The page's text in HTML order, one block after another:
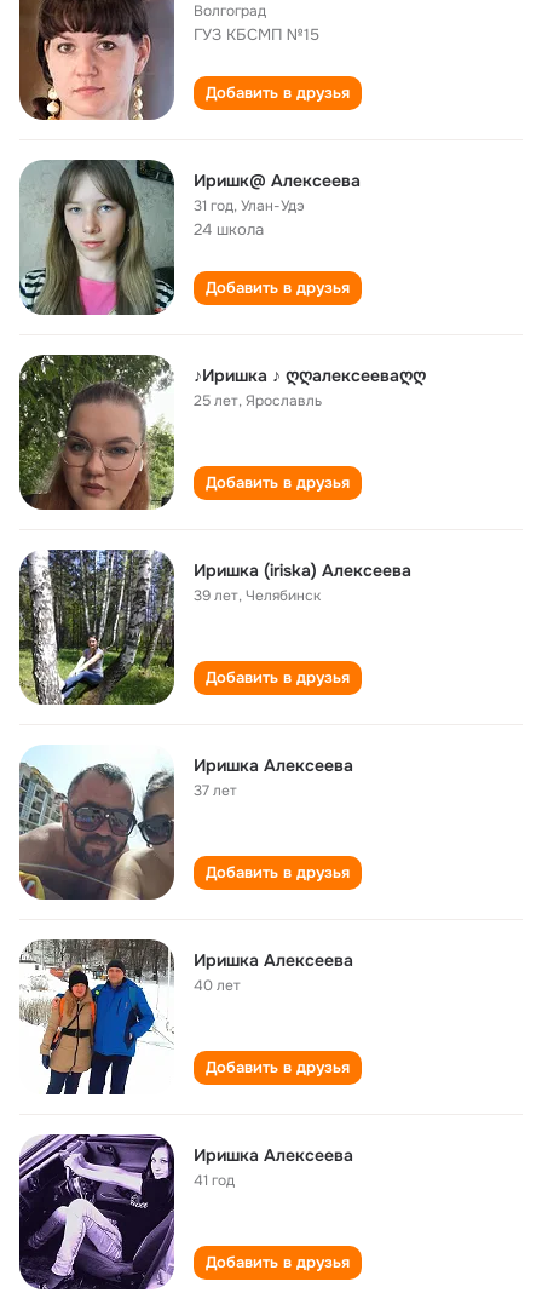
Волгоград
ГУЗ КБСМП №15
Добавить в друзья
Иришк@ Алексеева
31 год,Улан-Удэ
24 школа
Добавить в друзья
♪Иришка ♪ ღღалексееваღღ
25 лет,Ярославль
Добавить в друзья
Иришка (iriska) Алексеева
39 лет,Челябинск
Добавить в друзья
Иришка Алексеева
37 лет
Добавить в друзья
Иришка Алексеева
40 лет
Добавить в друзья
Иришка Алексеева
41 год
Добавить в друзья